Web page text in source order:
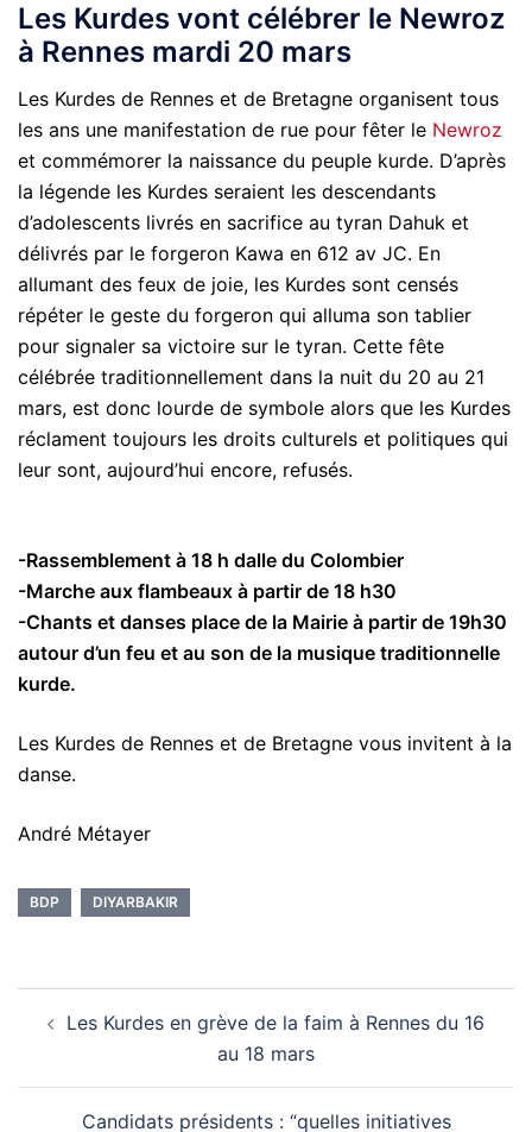
Les Kurdes vont célébrer le Newroz
à Rennes mardi 20 mars
Les Kurdes de Rennes et de Bretagne organisent tous
les ans une manifestation de rue pour fêter le Newroz
et commémorer la naissance du peuple kurde. D’après
la légende les Kurdes seraient les descendants
d’adolescents livrés en sacrifice au tyran Dahuk et
délivrés par le forgeron Kawa en 612 av JC. En
allumant des feux de joie, les Kurdes sont censés
répéter le geste du forgeron qui alluma son tablier
pour signaler sa victoire sur le tyran. Cette fête
célébrée traditionnellement dans la nuit du 20 au 21
mars, est donc lourde de symbole alors que les Kurdes
réclament toujours les droits culturels et politiques qui
leur sont, aujourd’hui encore, refusés.
-Rassemblement à 18 h dalle du Colombier
-Marche aux flambeaux à partir de 18 h30
-Chants et danses place de la Mairie à partir de 19h30
autour d’un feu et au son de la musique traditionnelle
kurde.
Les Kurdes de Rennes et de Bretagne vous invitent à la
danse.
André Métayer
BDP DIYARBAKIR
d’article
Les Kurdes en grève de la faim à Rennes du 16
au 18 mars
Candidats présidents : “quelles initiatives